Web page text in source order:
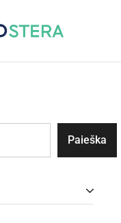
Paieška